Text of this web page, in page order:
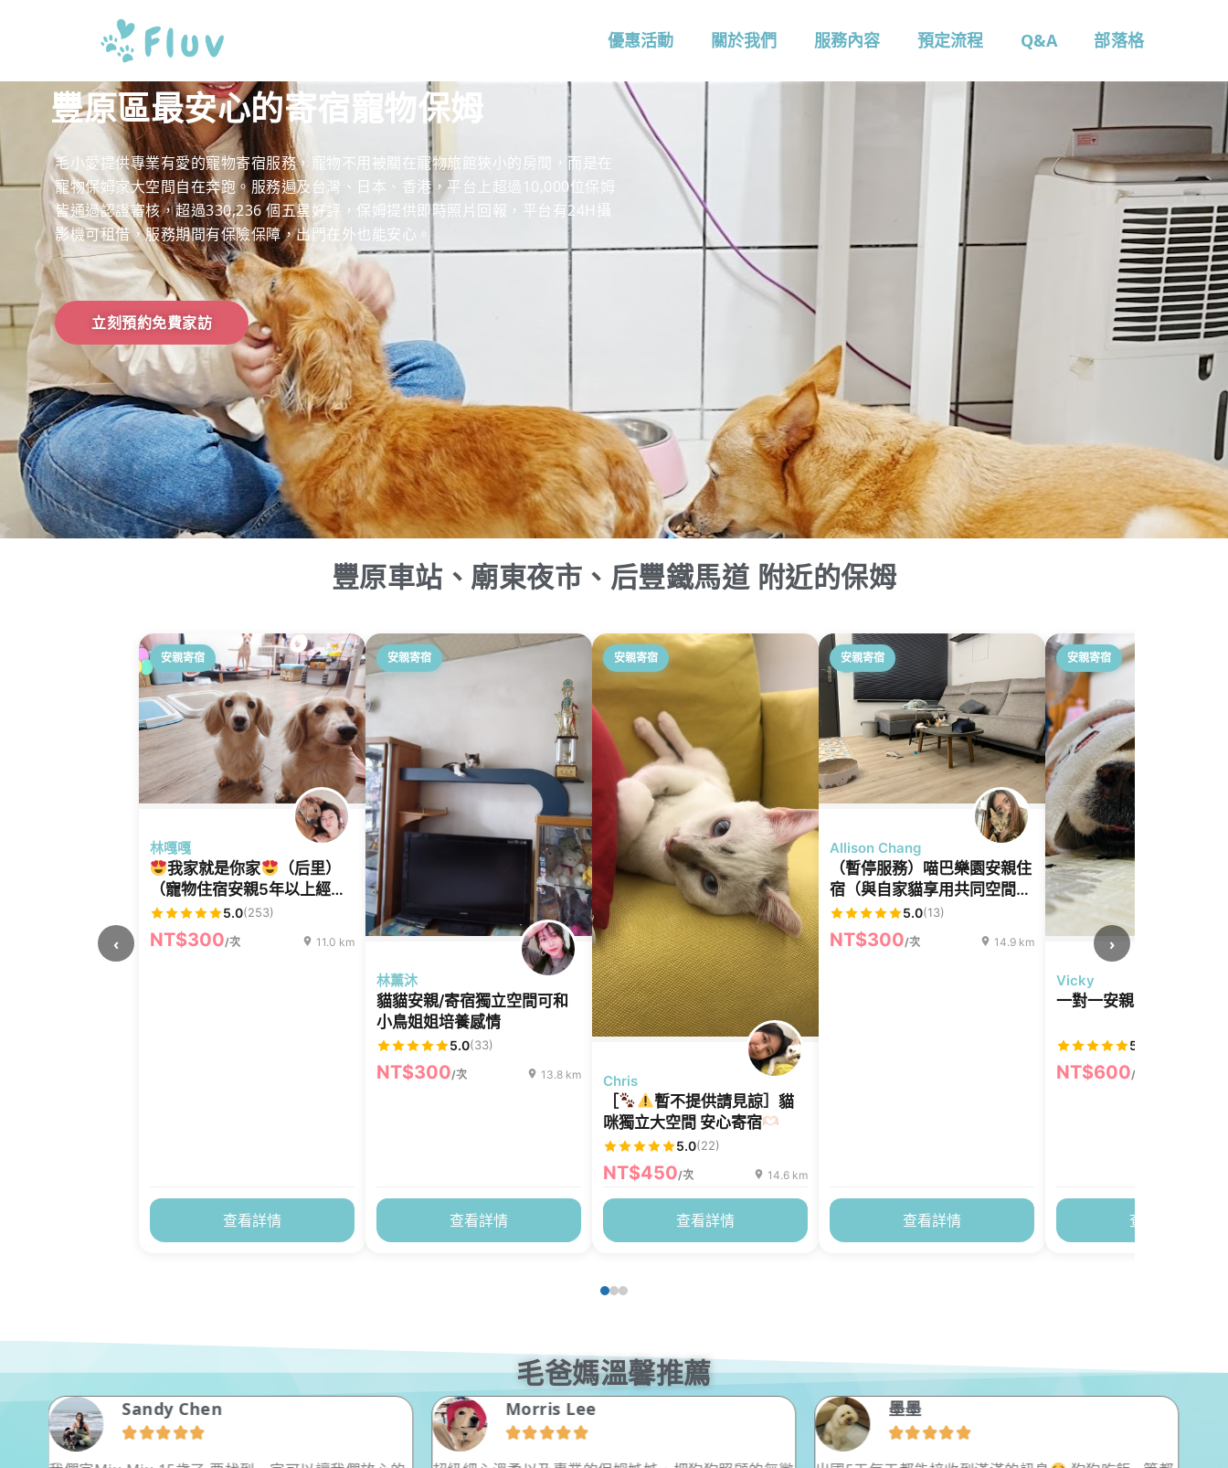
優惠活動 關於我們 服務內容 預定流程 Q&A 部落格
豐原區最安心的寄宿寵物保姆
毛小愛提供專業有愛的寵物寄宿服務，寵物不用被關在寵物旅館狹小的房間，而是在
寵物保姆家大空間自在奔跑。服務遍及台灣、日本、香港，平台上超過10,000位保姆
皆通過認證審核，超過330,236 個五星好評，保姆提供即時照片回報，平台有24H攝
影機可租借，服務期間有保險保障，出門在外也能安心。
立刻預約免費家訪
豐原車站、廟東夜市、后豐鐵馬道 附近的保姆
安親寄宿
林嘎嘎
我家就是你家
（后里）
（寵物住宿安親5年以上經
驗）
5.0(253)
NT$300/次 11.0 km
查看詳情
安親寄宿
林薰沐
貓貓安親/寄宿獨立空間可和
小鳥姐姐培養感情
5.0(33)
NT$300/次 13.8 km
查看詳情
安親寄宿
Chris
暫不提供請見諒］貓
咪獨立大空間 安心寄宿
5.0(22)
NT$450/次 14.6 km
查看詳情
安親寄宿
Allison Chang
（暫停服務）喵巴樂園安親住
宿（與自家貓享用共同空間）
～照顧逾30隻貓的經驗
5.0(13)
NT$300/次 14.9 km
查看詳情
安親寄宿
Vicky
一對一安親日托
5.0
NT$600/次
查看詳情
‹ ›
毛爸媽溫馨推薦
Sandy Chen

Morris Lee

墨墨
